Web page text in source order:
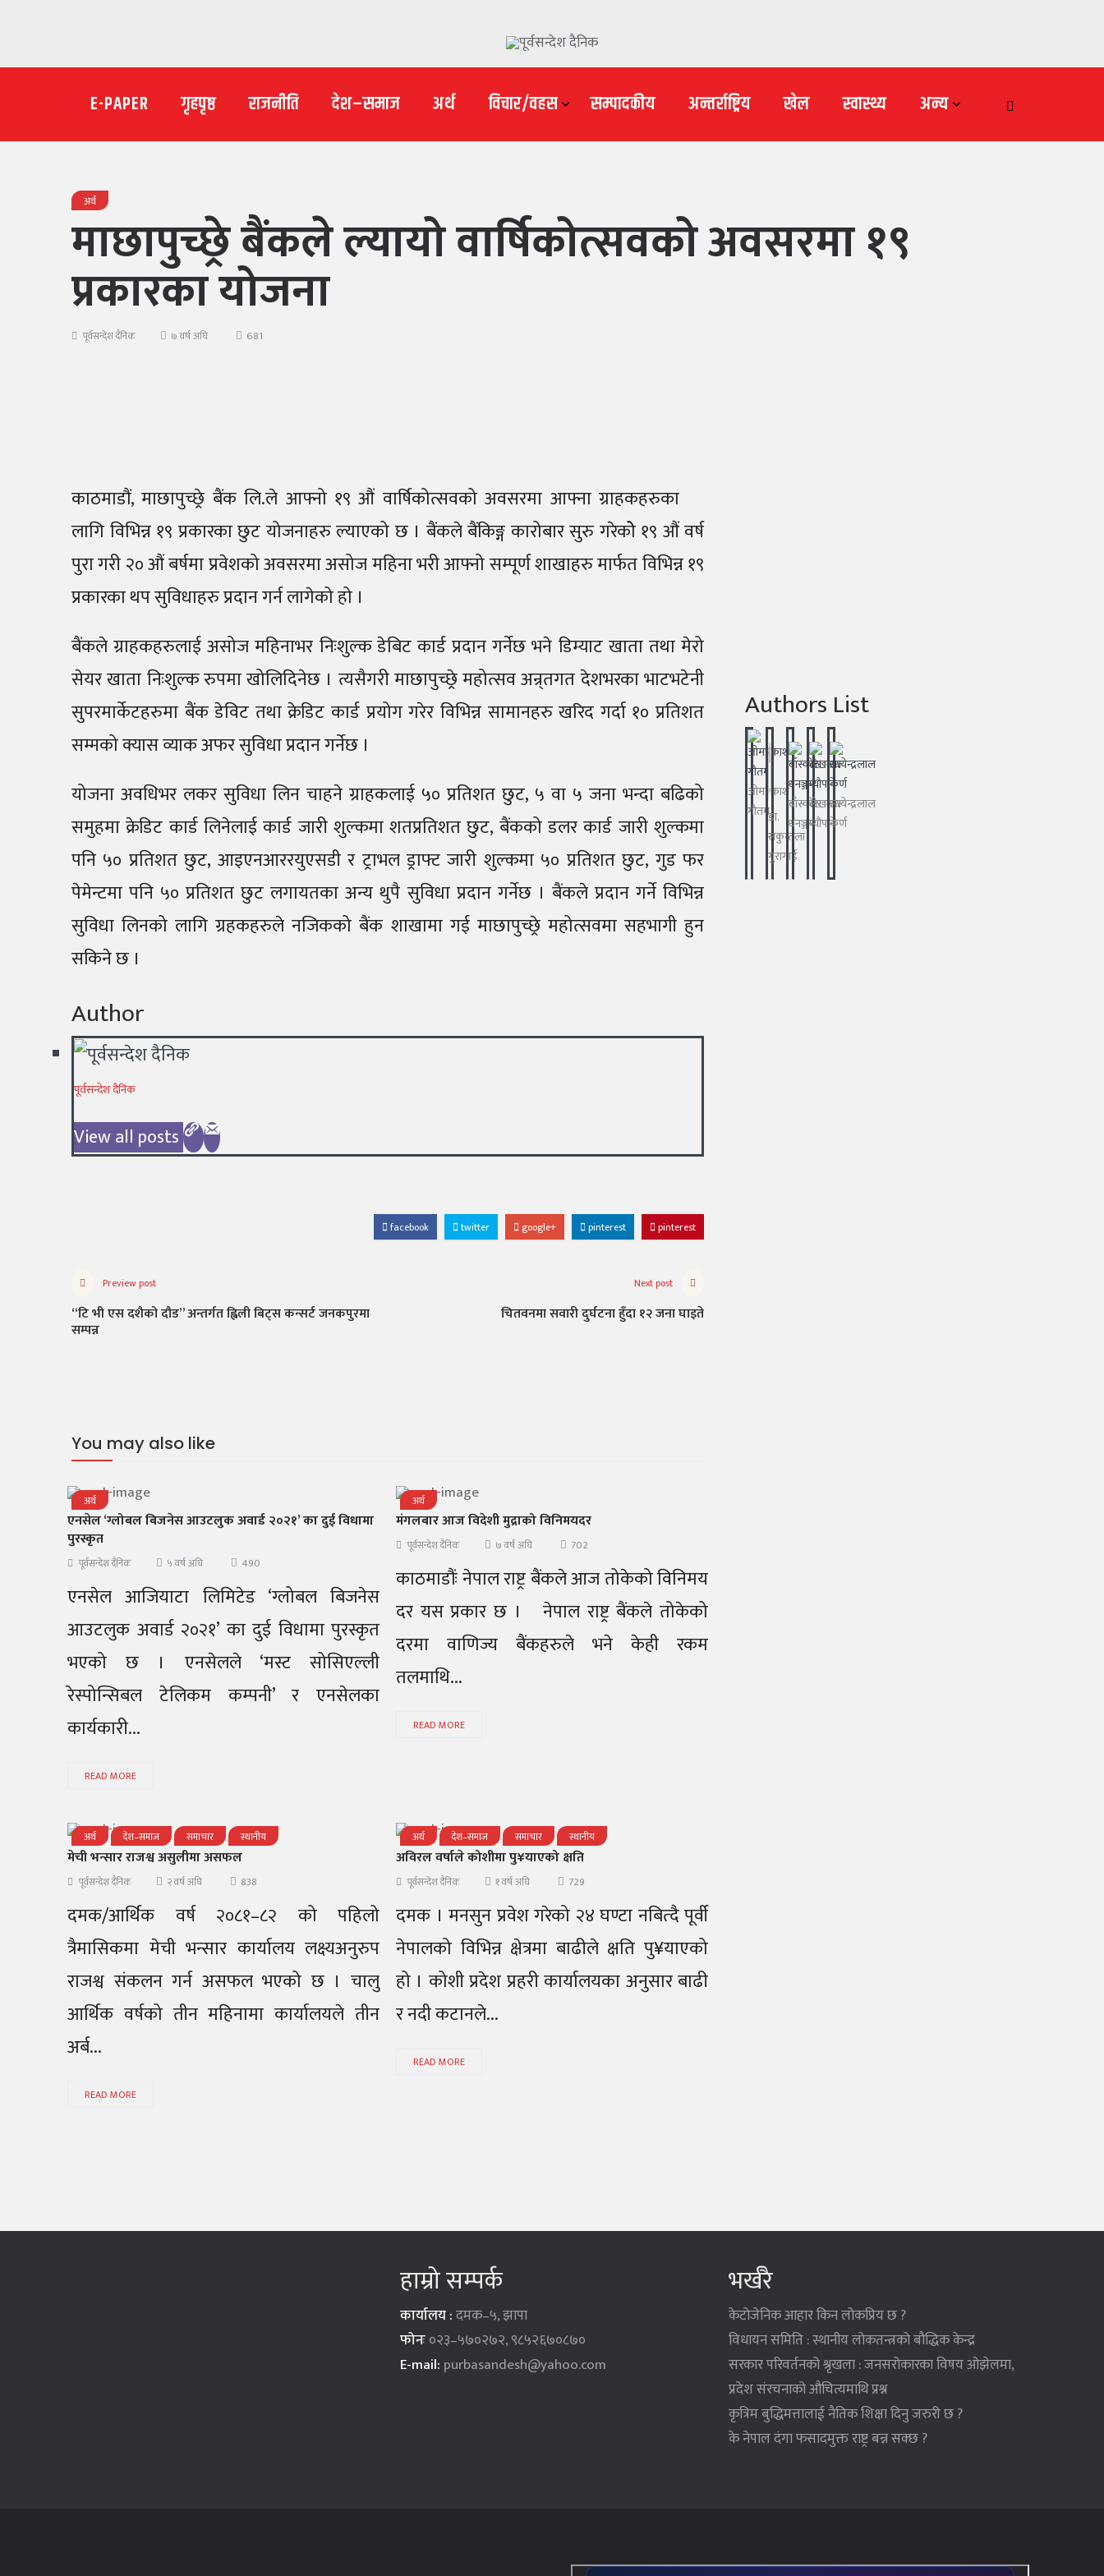
E-PAPER गृहपृष्ठ राजनीति देश–समाज अर्थ विचार/वहस सम्पादकीय अन्तर्राष्ट्रिय खेल स्वास्थ्य अन्य
अर्थ
माछापुच्छ्रे बैंकले ल्यायो वार्षिकोत्सवको अवसरमा १९
प्रकारका योजना
पूर्वसन्देश दैनिक ७ वर्ष अघि 681
काठमाडौं, माछापुच्छ्रे बैंक लि.ले आफ्नो १९ औं वार्षिकोत्सवको अवसरमा आफ्ना ग्राहकहरुका
लागि विभिन्न १९ प्रकारका छुट योजनाहरु ल्याएको छ । बैंकले बैंकिङ्ग कारोबार सुरु गरेकोे १९ औं वर्ष
पुरा गरी २० औं बर्षमा प्रवेशको अवसरमा असोज महिना भरी आफ्नो सम्पूर्ण शाखाहरु मार्फत विभिन्न १९
प्रकारका थप सुविधाहरु प्रदान गर्न लागेको हो ।
बैंकले ग्राहकहरुलाई असोज महिनाभर निःशुल्क डेबिट कार्ड प्रदान गर्नेछ भने डिम्याट खाता तथा मेरो
सेयर खाता निःशुल्क रुपमा खोलिदिनेछ । त्यसैगरी माछापुच्छ्रे महोत्सव अन्र्तगत देशभरका भाटभटेनी
सुपरमार्केटहरुमा बैंक डेविट तथा क्रेडिट कार्ड प्रयोग गरेर विभिन्न सामानहरु खरिद गर्दा १० प्रतिशत
सम्मको क्यास व्याक अफर सुविधा प्रदान गर्नेछ ।
योजना अवधिभर लकर सुविधा लिन चाहने ग्राहकलाई ५० प्रतिशत छुट, ५ वा ५ जना भन्दा बढिको
समुहमा क्रेडिट कार्ड लिनेलाई कार्ड जारी शुल्कमा शतप्रतिशत छुट, बैंकको डलर कार्ड जारी शुल्कमा
पनि ५० प्रतिशत छुट, आइएनआररयुएसडी र ट्राभल ड्राफ्ट जारी शुल्कमा ५० प्रतिशत छुट, गुड फर
पेमेन्टमा पनि ५० प्रतिशत छुट लगायतका अन्य थुपै सुविधा प्रदान गर्नेछ । बैंकले प्रदान गर्ने विभिन्न
सुविधा लिनको लागि ग्रहकहरुले नजिकको बैंक शाखामा गई माछापुच्छ्रे महोत्सवमा सहभागी हुन
सकिने छ ।
Author
पूर्वसन्देश दैनिक
View all posts
facebook twitter google+ pinterest pinterest
Preview post
“टि भी एस दशैको दौड” अन्तर्गत ह्विली बिट्स कन्सर्ट जनकपुरमा
सम्पन्न
Next post
चितवनमा सवारी दुर्घटना हुँदा १२ जना घाइते
You may also like
अर्थ
एनसेल ‘ग्लोबल बिजनेस आउटलुक अवार्ड २०२१’ का दुई विधामा
पुरस्कृत
पूर्वसन्देश दैनिक ५ वर्ष अघि 490
एनसेल आजियाटा लिमिटेड ‘ग्लोबल बिजनेस
आउटलुक अवार्ड २०२१’ का दुई विधामा पुरस्कृत
भएको छ । एनसेलले ‘मस्ट सोसिएल्ली
रेस्पोन्सिबल टेलिकम कम्पनी’ र एनसेलका
कार्यकारी...
READ MORE
अर्थ
मंगलबार आज विदेशी मुद्राको विनिमयदर
पूर्वसन्देश दैनिक ७ वर्ष अघि 702
काठमाडौंः नेपाल राष्ट्र बैंकले आज तोकेको विनिमय
दर यस प्रकार छ । नेपाल राष्ट्र बैंकले तोकेको
दरमा वाणिज्य बैंकहरुले भने केही रकम
तलमाथि...
READ MORE
अर्थ देश–समाज समाचार स्थानीय
मेची भन्सार राजश्व असुलीमा असफल
पूर्वसन्देश दैनिक २ वर्ष अघि 838
दमक/आर्थिक वर्ष २०८१–८२ को पहिलो
त्रैमासिकमा मेची भन्सार कार्यालय लक्ष्यअनुरुप
राजश्व संकलन गर्न असफल भएको छ । चालु
आर्थिक वर्षको तीन महिनामा कार्यालयले तीन
अर्ब...
READ MORE
अर्थ देश–समाज समाचार स्थानीय
अविरल वर्षाले कोशीमा पु¥याएको क्षति
पूर्वसन्देश दैनिक १ वर्ष अघि 729
दमक । मनसुन प्रवेश गरेको २४ घण्टा नबित्दै पूर्वी
नेपालको विभिन्न क्षेत्रमा बाढीले क्षति पु¥याएको
हो । कोशी प्रदेश प्रहरी कार्यालयका अनुसार बाढी
र नदी कटानले...
READ MORE
Authors List
ओमप्रकाश
गौतमडा.
सकुन्तला
गुरागाई
बाँस्कोटा
धनञ्जय
लेखनाथ
न्यौपाने
सत्येन्द्रलाल
कर्ण
हाम्रो सम्पर्क
कार्यालय :दमक–५, झापा
फोनः०२३–५७०२७२, ९८५२६७०८७०
E-mail: purbasandesh@yahoo.com
भर्खरै
केटोजेनिक आहार किन लोकप्रिय छ ?
विधायन समिति : स्थानीय लोकतन्त्रको बौद्धिक केन्द्र
सरकार परिवर्तनको श्रृखला : जनसरोकारका विषय ओझेलमा,
प्रदेश संरचनाको औचित्यमाथि प्रश्न
कृत्रिम बुद्धिमत्तालाई नैतिक शिक्षा दिनु जरुरी छ ?
के नेपाल दंगा फसादमुक्त राष्ट्र बन्न सक्छ ?